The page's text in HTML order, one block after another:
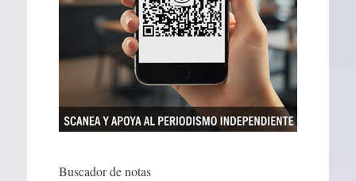
Buscador de notas